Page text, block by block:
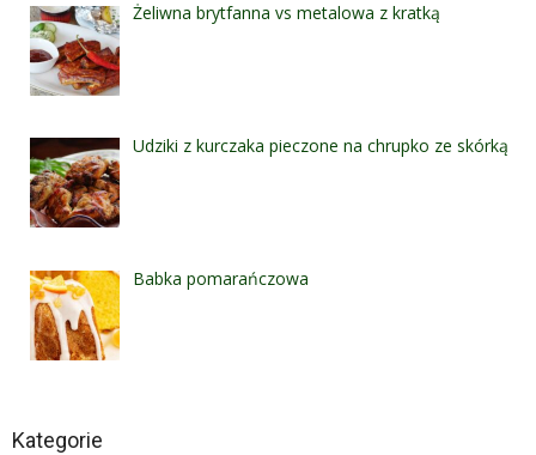
Żeliwna brytfanna vs metalowa z kratką
Udziki z kurczaka pieczone na chrupko ze skórką
Babka pomarańczowa
Kategorie